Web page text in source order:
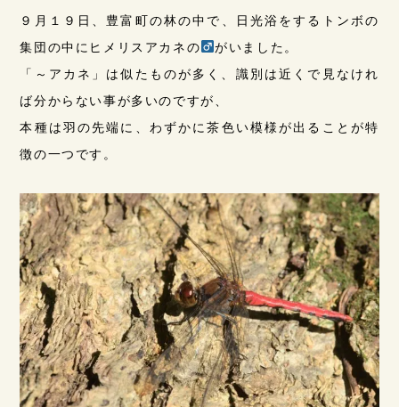
９月１９日、豊富町の林の中で、日光浴をするトンボの
集団の中にヒメリスアカネの
がいました。
「～アカネ」は似たものが多く、識別は近くで見なけれ
ば分からない事が多いのですが、
本種は羽の先端に、わずかに茶色い模様が出ることが特
徴の一つです。